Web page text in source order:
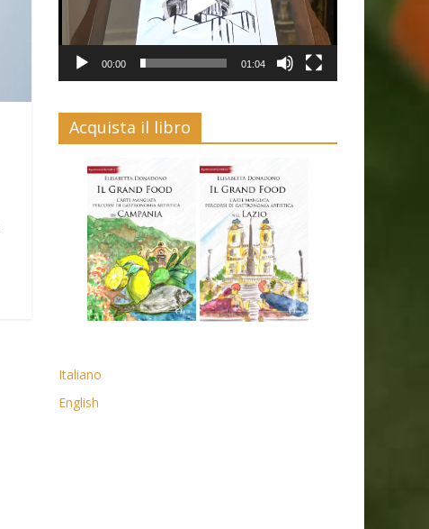
00:00 01:04
Acquista il libro
Italiano
English